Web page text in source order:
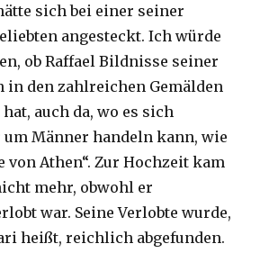
sich bei einer seiner
angesteckt. Ich würde
ob Raffael Bildnisse seiner
in den zahlreichen Gemälden
auch da, wo es sich
Männer handeln kann, wie
von Athen“. Zur Hochzeit kam
mehr, obwohl er
war. Seine Verlobte wurde,
heißt, reichlich abgefunden.